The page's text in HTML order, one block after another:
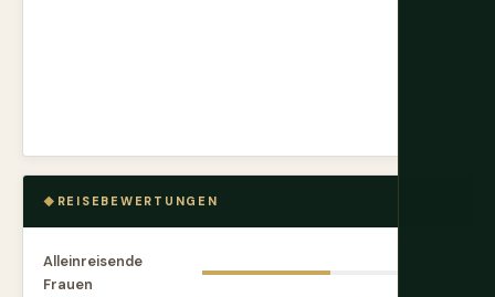
REISEBEWERTUNGEN
Alleinreisende
Frauen